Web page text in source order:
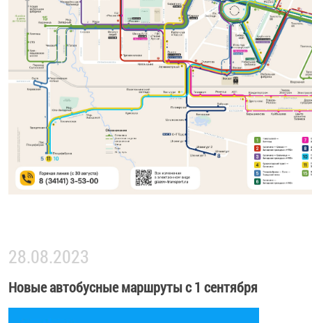
28.08.2023
Новые автобусные маршруты с 1 сентября